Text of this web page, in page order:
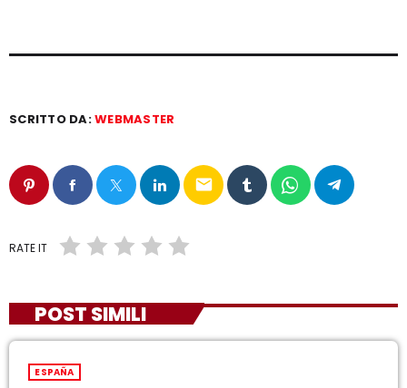
SCRITTO DA:WEBMASTER
email
RATE IT
POST SIMILI
ESPAÑA